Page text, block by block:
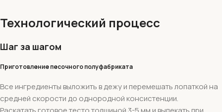
Технологический процесс
Шаг за шагом
Приготовление песочного полуфабриката
Все ингредиенты выложить в дежу и перемешать лопаткой на
средней скорости до однородной консистенции.